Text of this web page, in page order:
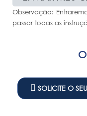
Observação:
passar todas as
SOLICITE O